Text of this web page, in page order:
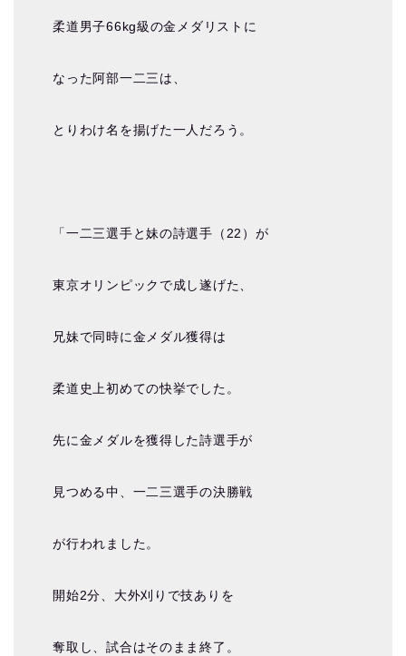
柔道男子66kg級の金メダリストに
なった阿部一二三は、
とりわけ名を揚げた一人だろう。
「一二三選手と妹の詩選手（22）が
東京オリンピックで成し遂げた、
兄妹で同時に金メダル獲得は
柔道史上初めての快挙でした。
先に金メダルを獲得した詩選手が
見つめる中、一二三選手の決勝戦
が行われました。
開始2分、大外刈りで技ありを
奪取し、試合はそのまま終了。